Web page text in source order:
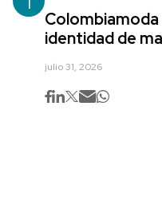
identidad de
julio 31, 2026